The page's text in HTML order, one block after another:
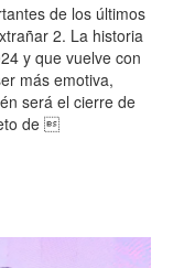
de los últimos
2. La historia
y que vuelve con
más emotiva,
será el cierre de
de 